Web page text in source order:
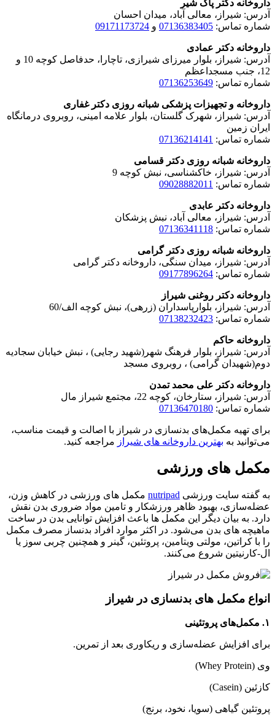
داروخانه دکتر پاک شیر
آدرس: شیراز، معالی آباد، میدان احسان
شماره تماس: 07136383405 و 09171173724
داروخانه دکتر عمادی
آدرس: شیراز، بلوار میرزای شیرازی، تاچارا، حدفاصل کوچه 10 و
12، جنب مسجداعظم
شماره تماس: 07136253649
داروخانه و تجهیزات پزشکی شبانه روزی دکتر غفاری
آدرس: شیراز، شهرک گلستان، بلوار علامه امینی، روبروی درمانگاه
ایران زمین
شماره تماس: 07136214141
داروخانه شبانه روزی دکتر قسامی
آدرس: شیراز، خاکشناسی، نبش کوچه 9
شماره تماس: 09028882011
داروخانه دکتر عابدی
آدرس: شیراز، معالی آباد، نبش پزشکان
شماره تماس: 07136341118
داروخانه شبانه روزی دکتر گرامی
آدرس: شیراز، میدان سنگی، داروخانه دکتر گرامی
شماره تماس: 09177896264
داروخانه دکتر روغنی شیراز
آدرس: شیراز، بلوارپاسداران (زرهی)، نبش کوچه الف/60
شماره تماس: 07138232423
داروخانه حاکم
آدرس: شیراز، بلوار فرهنگ شهر(شهید رجایی) ، نبش خیابان سجادیه
دوم(شهیدان گرامی) ، روبروی مسجد
داروخانه دکتر علی محمد تمدن
آدرس: شیراز، ستارخان، کوچه 22، مجتمع شیراز مال
شماره تماس: 07136470180
برای تهیه مکمل‌های بدنسازی در شیراز با اصالت و قیمت مناسب،
می‌توانید به بهترین داروخانه های شیراز مراجعه کنید.
مکمل های ورزشی
به گفته سایت ورزشی nutripad مکمل های ورزشی در کاهش وزن،
عضله‌سازی، بهبود ظاهر ورزشکار و تامین مواد ضروری بدن نقش
دارد. به بیان دیگر این مکمل‌ ها باعث افزایش توانایی بدن در ساخت
ماهیچه‌ های بدن می‌شود. در اکثر موارد افراد بدنساز مصرف مکمل
را با کراتین، مولتی‌‍ ویتامین، پروتئین، گینر و همچنین چربی‌ سوز یا
ال-کارنیتین شروع می‌کنند.
انواع مکمل های بدنسازی در شیراز
۱. مکمل‌های پروتئینی
برای افزایش عضله‌سازی و ریکاوری بعد از تمرین.
وی (Whey Protein)
کازئین (Casein)
پروتئین گیاهی (سویا، نخود، برنج)